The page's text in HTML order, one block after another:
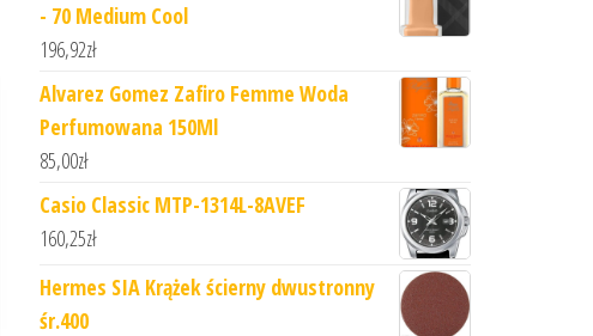
- 70 Medium Cool
196,92zł
Alvarez Gomez Zafiro Femme Woda
Perfumowana 150Ml
85,00zł
Casio Classic MTP-1314L-8AVEF
160,25zł
Hermes SIA Krążek ścierny dwustronny
śr.400